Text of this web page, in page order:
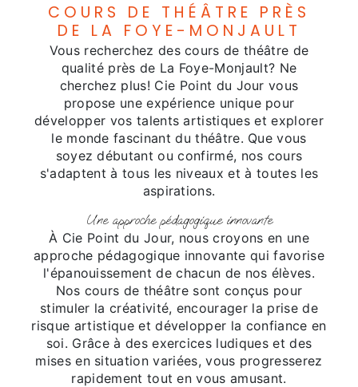
COURS DE THÉÂTRE PRÈS
DE LA FOYE-MONJAULT
Vous recherchez des cours de théâtre de
qualité près de La Foye-Monjault? Ne
cherchez plus! Cie Point du Jour vous
propose une expérience unique pour
développer vos talents artistiques et explorer
le monde fascinant du théâtre. Que vous
soyez débutant ou confirmé, nos cours
s'adaptent à tous les niveaux et à toutes les
aspirations.
Une approche pédagogique innovante
À Cie Point du Jour, nous croyons en une
approche pédagogique innovante qui favorise
l'épanouissement de chacun de nos élèves.
Nos cours de théâtre sont conçus pour
stimuler la créativité, encourager la prise de
risque artistique et développer la confiance en
soi. Grâce à des exercices ludiques et des
mises en situation variées, vous progresserez
rapidement tout en vous amusant.